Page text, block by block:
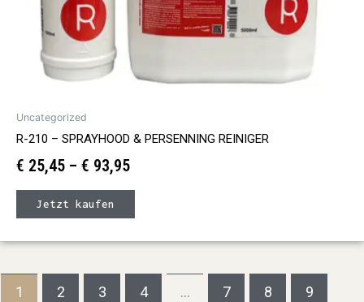
Uncategorized
R-210 – SPRAYHOOD & PERSENNING REINIGER
€ 25,45 – € 93,95
Jetzt kaufen
werden
1 2 3 4 … 7 8 9